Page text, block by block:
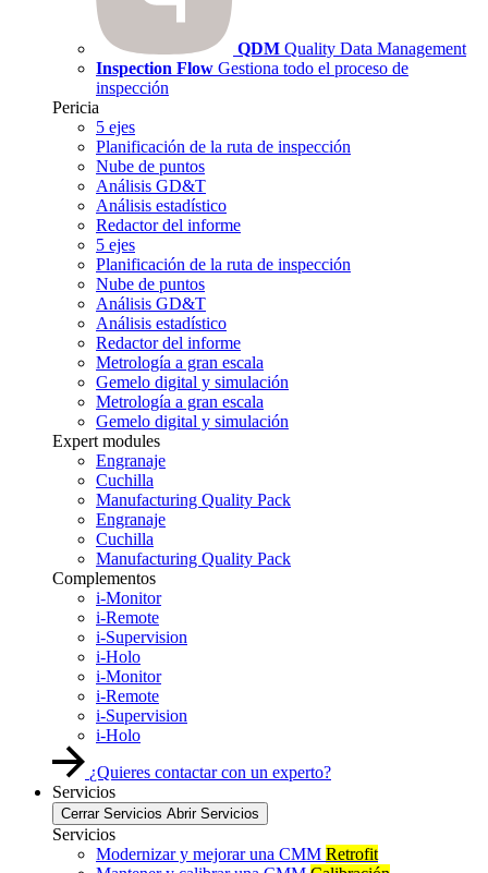
QDM Quality Data Management
Inspection Flow Gestiona todo el proceso de
inspección
Pericia
5 ejes
Planificación de la ruta de inspección
Nube de puntos
Análisis GD&T
Análisis estadístico
Redactor del informe
5 ejes
Planificación de la ruta de inspección
Nube de puntos
Análisis GD&T
Análisis estadístico
Redactor del informe
Metrología a gran escala
Gemelo digital y simulación
Metrología a gran escala
Gemelo digital y simulación
Expert modules
Engranaje
Cuchilla
Manufacturing Quality Pack
Engranaje
Cuchilla
Manufacturing Quality Pack
Complementos
i-Monitor
i-Remote
i-Supervision
i-Holo
i-Monitor
i-Remote
i-Supervision
i-Holo
¿Quieres contactar con un experto?
Servicios
Cerrar Servicios Abrir Servicios
Servicios
Modernizar y mejorar una CMM Retrofit